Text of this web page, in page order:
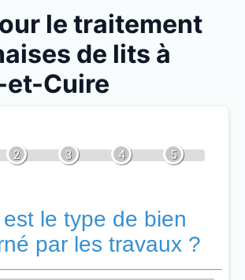
le traitement
de lits à
et-Cuire
2 3 4 5
le type de bien
par les travaux ?